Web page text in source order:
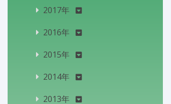
2017年
2016年
2015年
2014年
2013年